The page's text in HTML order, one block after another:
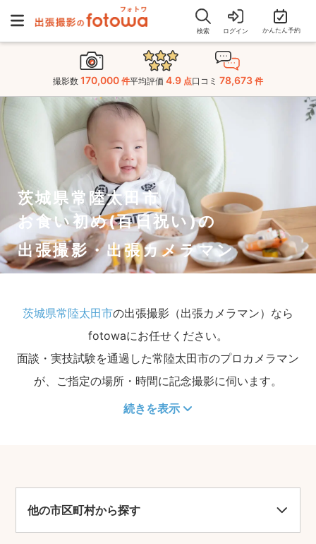
検索 ログイン かんたん予約
撮影数 170,000 件平均評価 4.9 点口コミ 78,673 件
茨城県常陸太田市
お食い初め(百日祝い)の
出張撮影・出張カメラマン
茨城県常陸太田市の出張撮影（出張カメラマン）なら
fotowaにお任せください。
面談・実技試験を通過した常陸太田市のプロカメラマン
が、ご指定の場所・時間に記念撮影に伺います。
続きを表示
他の市区町村から探す